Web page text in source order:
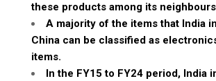
these products among its
A majority of the items that India
China can be classified as
items.
In the FY15 to FY24 period, India